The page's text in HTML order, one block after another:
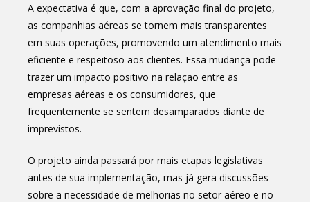
A expectativa é que, com a aprovação final do projeto,
as companhias aéreas se tornem mais transparentes
em suas operações, promovendo um atendimento mais
eficiente e respeitoso aos clientes. Essa mudança pode
trazer um impacto positivo na relação entre as
empresas aéreas e os consumidores, que
frequentemente se sentem desamparados diante de
imprevistos.
O projeto ainda passará por mais etapas legislativas
antes de sua implementação, mas já gera discussões
sobre a necessidade de melhorias no setor aéreo e no